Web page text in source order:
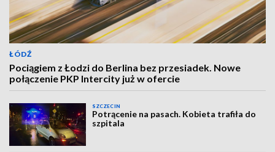
ŁÓDŹ
Pociągiem z Łodzi do Berlina bez przesiadek. Nowe
połączenie PKP Intercity już w ofercie
SZCZECIN
Potrącenie na pasach. Kobieta trafiła do
szpitala